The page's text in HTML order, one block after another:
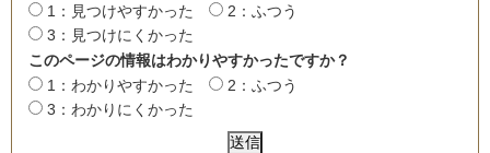
1：見つけやすかった
2：ふつう
3：見つけにくかった
このページの情報はわかりやすかったですか？
1：わかりやすかった
2：ふつう
3：わかりにくかった